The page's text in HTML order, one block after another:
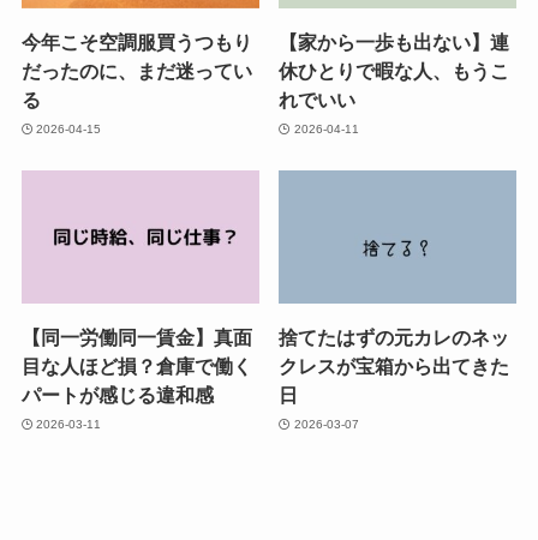
今年こそ空調服買うつもり
だったのに、まだ迷ってい
る
2026-04-15
【家から一歩も出ない】連
休ひとりで暇な人、もうこ
れでいい
2026-04-11
【同一労働同一賃金】真面
目な人ほど損？倉庫で働く
パートが感じる違和感
2026-03-11
捨てたはずの元カレのネッ
クレスが宝箱から出てきた
日
2026-03-07